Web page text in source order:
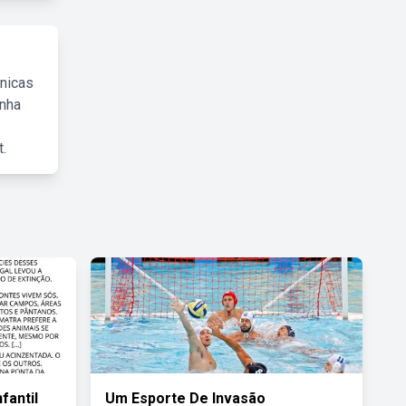
Um Esporte De Invasão